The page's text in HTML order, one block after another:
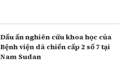
Dấu ấn nghiên cứu khoa học của
Bệnh viện dã chiến cấp 2 số 7 tại
Nam Sudan